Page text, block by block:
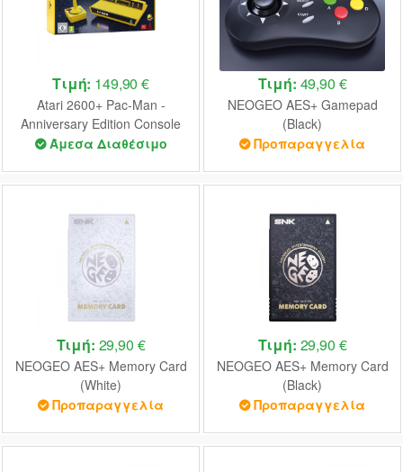
Τιμή: 149,90 €
Atari 2600+ Pac-Man -
Anniversary Edition Console
Άμεσα Διαθέσιμο
Τιμή: 49,90 €
NEOGEO AES+ Gamepad
(Black)
Προπαραγγελία
Τιμή: 29,90 €
NEOGEO AES+ Memory Card
(White)
Προπαραγγελία
Τιμή: 29,90 €
NEOGEO AES+ Memory Card
(Black)
Προπαραγγελία